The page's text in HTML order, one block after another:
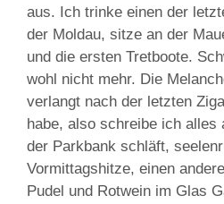
aus. Ich trinke einen der
der Moldau, sitze an der
und die ersten Tretboote.
wohl nicht mehr. Die
verlangt nach der letzten
habe, also schreibe ich alles
der Parkbank schläft,
Vormittagshitze, einen
Pudel und Rotwein im Glas